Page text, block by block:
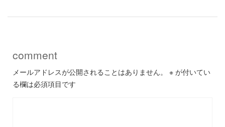
comment
メールアドレスが公開されることはありません。 ※ が付いてい
る欄は必須項目です